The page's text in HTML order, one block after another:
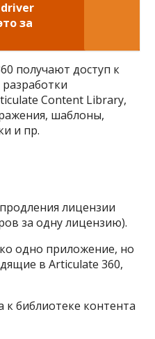
за
получают доступ к
Content Library,
шаблоны,
и пр.
лицензии
за одну лицензию).
одно приложение, но
в Articulate 360,
к библиотеке контента